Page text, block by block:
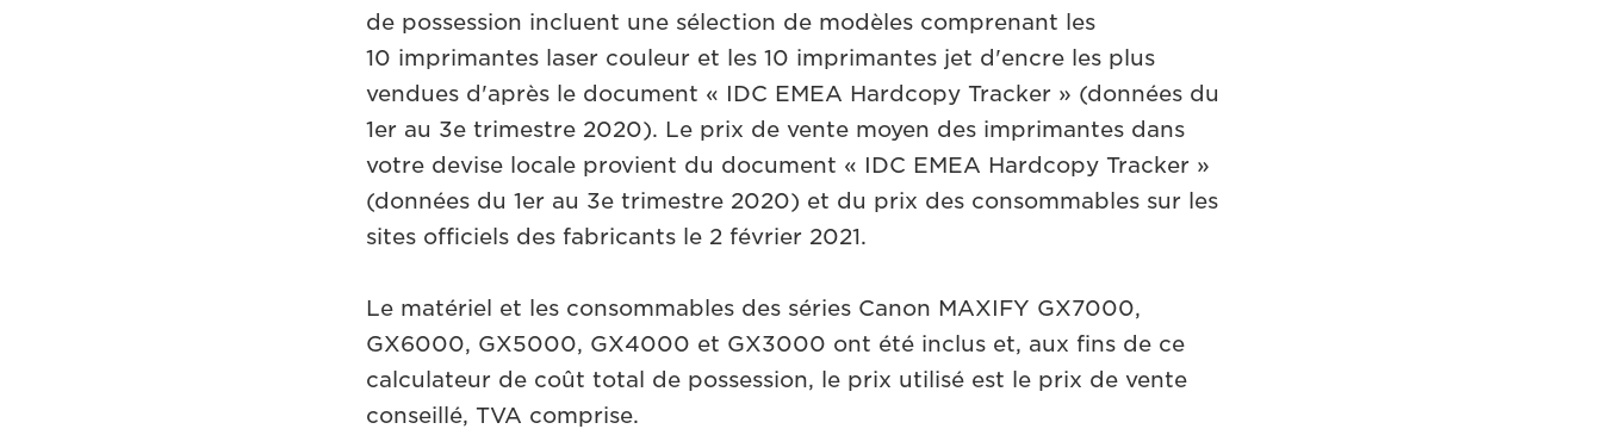
de possession incluent une sélection de modèles comprenant les
10 imprimantes laser couleur et les 10 imprimantes jet d'encre les plus
vendues d'après le document « IDC EMEA Hardcopy Tracker » (données du
1er au 3e trimestre 2020). Le prix de vente moyen des imprimantes dans
votre devise locale provient du document « IDC EMEA Hardcopy Tracker »
(données du 1er au 3e trimestre 2020) et du prix des consommables sur les
sites officiels des fabricants le 2 février 2021.
Le matériel et les consommables des séries Canon MAXIFY GX7000,
GX6000, GX5000, GX4000 et GX3000 ont été inclus et, aux fins de ce
calculateur de coût total de possession, le prix utilisé est le prix de vente
conseillé, TVA comprise.